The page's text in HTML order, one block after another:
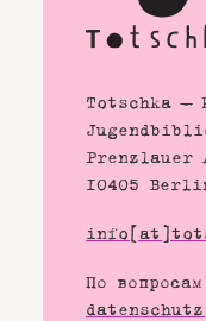
Totschka –
Prenzlauer
10405
По